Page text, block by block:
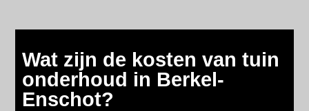
Wat zijn de kosten van tuin
onderhoud in Berkel-
Enschot?